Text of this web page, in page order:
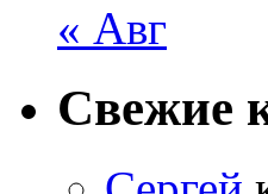
« Авг
Свежие